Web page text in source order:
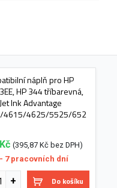
náplň pro HP
HP 344 tříbarevná,
Ink Advantage
4615/4625/5525/652
(395,87 Kč bez DPH)
7 pracovních dní
Do košíku